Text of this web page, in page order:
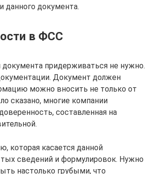
данного документа.
в ФСС
придерживаться не нужно.
Документ должен
можно вносить не только от
сказано, многие компании
составленная на
которая касается данной
сведений и формулировок. Нужно
настолько грубыми, что